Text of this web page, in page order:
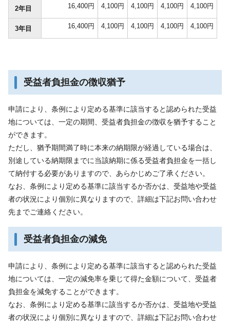
2年目 16,400円 4,100円 4,100円 4,100円 4,100円
3年目 16,400円 4,100円 4,100円 4,100円 4,100円
受益者負担金の徴収猶予
申請により、条例により定める基準に該当すると認められた受益
地については、一定の期間、受益者負担金の徴収を猶予すること
ができます。
ただし、猶予期間満了時に本来の納期限が経過している場合は、
別途している納期限までに当該納期に係る受益者負担金を一括し
て納付する必要がありますので、あらかじめご了承ください。
なお、条例により定める基準に該当するか否かは、受益地や受益
者の状況により個別に異なりますので、詳細は下記お問い合わせ
先までご連絡ください。
受益者負担金の減免
申請により、条例により定める基準に該当すると認められた受益
地については、一定の減免率を乗じて得た金額について、受益者
負担金を減免することができます。
なお、条例により定める基準に該当するか否かは、受益地や受益
者の状況により個別に異なりますので、詳細は下記お問い合わせ